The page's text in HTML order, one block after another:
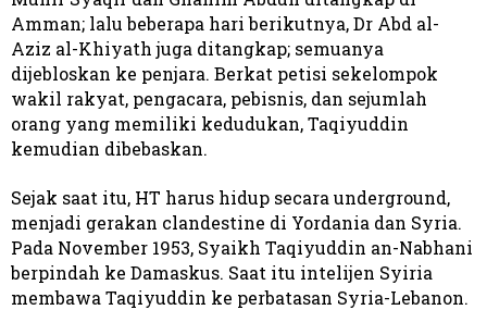
Amman; lalu beberapa hari berikutnya, Dr Abd al-
Aziz al-Khiyath juga ditangkap; semuanya
dijebloskan ke penjara. Berkat petisi sekelompok
wakil rakyat, pengacara, pebisnis, dan sejumlah
orang yang memiliki kedudukan, Taqiyuddin
kemudian dibebaskan.
Sejak saat itu, HT harus hidup secara underground,
menjadi gerakan clandestine di Yordania dan Syria.
Pada November 1953, Syaikh Taqiyuddin an-Nabhani
berpindah ke Damaskus. Saat itu intelijen Syiria
membawa Taqiyuddin ke perbatasan Syria-Lebanon.